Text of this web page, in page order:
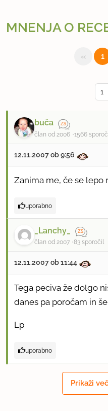
MNENJA O
« 1
buča
član od 2006 1566
12.11.2007 ob 9:56
Zanima me, če se lepo
uporabno
_Lanchy_
član od 2007 83 sporočil
12.11.2007 ob 11:44
Tega peciva že dolgo
danes pa poročam in
Lp
uporabno
_Lanchy_
83 sporočil
Prikaži